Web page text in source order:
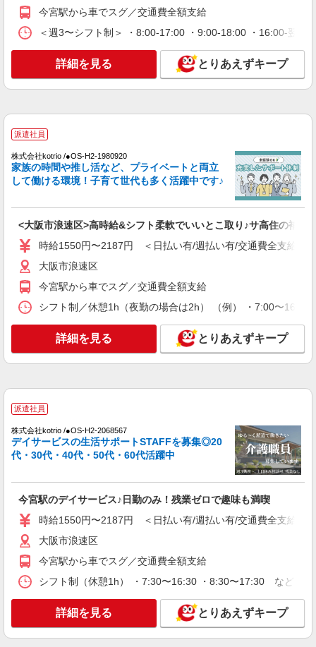
派遣社員
株式会社kotrio /●OS-H2-2068567
今宮駅のデイサービス♪日勤のみ！残業ゼロで
趣味も満喫
時給1550円〜2187円 ＜日払い有/週払い有/交
通費全支給(ガソリン代含む)＞
派遣社員
株式会社kotrio /●OS-H2-2067320
今宮駅/未経験OK★誰かの支えになれる人に！
グルホの世話人♪
時給1550円〜2187円 ＜日払い有/週払い有/交
大阪市浪速区
キープ 詳細を見る
派遣社員
株式会社kotrio /●OS-H2-2068375
≪今宮駅≫介護の現場で心を燃やせ！！！デイ
サービスSTAFF
通費全支給(ガソリン代含む)＞
キープ 詳細を見る
今宮駅≫家庭的でこぢんまりしたグルホ＊家事
サポートなど
通費全支給(ガソリン代含む)＞
大阪市浪速区
派遣社員
株式会社kotrio /●OS-H2-2010081
今宮駅から車でスグ／交通費全額支給
＜週3〜シフト制＞ ・8:00-17:00 ・9:00-18:00 ・16:00-
詳細を見る とりあえずキープ
派遣社員
株式会社kotrio /●OS-H2-1980920
家族の時間や推し活など、プライベートと両立
して働ける環境！子育て世代も多く活躍中です♪
<大阪市浪速区>高時給&シフト柔軟でいいとこ取り♪サ高住の補助
時給1550円〜2187円 ＜日払い有/週払い有/交通費全支給(ガ
大阪市浪速区
今宮駅から車でスグ／交通費全額支給
シフト制／休憩1h（夜勤の場合は2h） （例） ・7:00〜
詳細を見る とりあえずキープ
派遣社員
株式会社kotrio /●OS-H2-2068567
デイサービスの生活サポートSTAFFを募集◎20
代・30代・40代・50代・60代活躍中
今宮駅のデイサービス♪日勤のみ！残業ゼロで趣味も満喫
時給1550円〜2187円 ＜日払い有/週払い有/交通費全支給(ガ
大阪市浪速区
今宮駅から車でスグ／交通費全額支給
シフト制（休憩1h） ・7:30〜16:30 ・8:30〜17:30 など ※
詳細を見る とりあえずキープ